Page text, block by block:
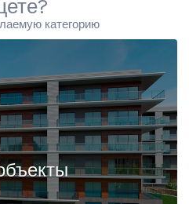
категорию